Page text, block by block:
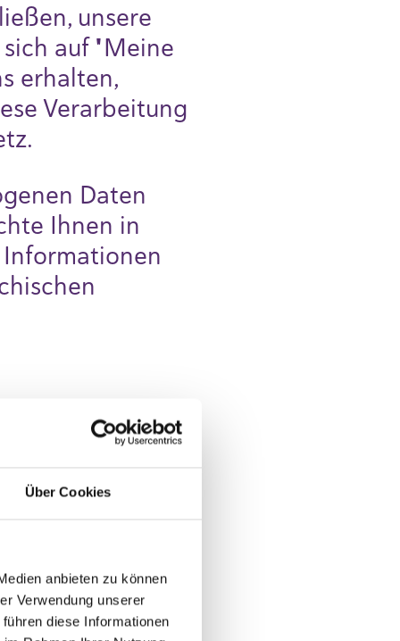
Über Cookies
anbieten zu können
Verwendung unserer
diese Informationen
unsere
auf "Meine
erhalten,
Verarbeitung
Daten
Ihnen in
Daten: